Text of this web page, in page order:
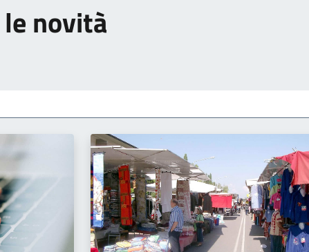
novità